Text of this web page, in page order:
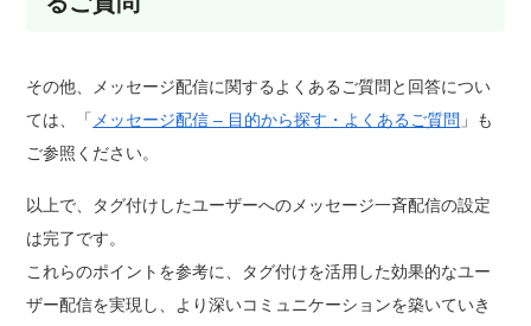
その他、メッセージ配信に関するよくあるご質問と回答につい
ては、「 メッセージ配信 – 目的から探す・よくあるご質問 」も
ご参照ください。
以上で、タグ付けしたユーザーへのメッセージ一斉配信の設定
は完了です。
これらのポイントを参考に、タグ付けを活用した効果的なユー
ザー配信を実現し、より深いコミュニケーションを築いていき